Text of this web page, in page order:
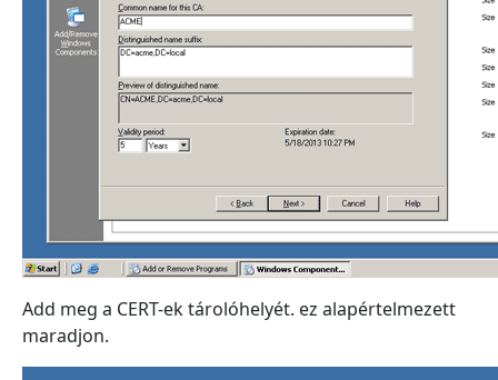
Add meg a CERT-ek tárolóhelyét. ez alapértelmezett
maradjon.